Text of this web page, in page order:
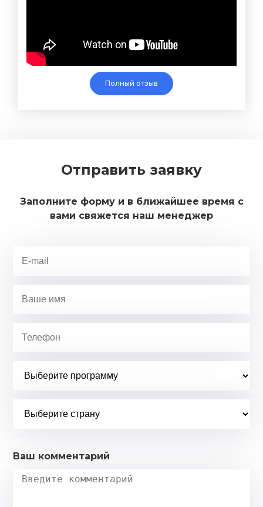
Полный отзыв
Отправить заявку
Заполните форму и в ближайшее время с
вами свяжется наш менеджер
Ваш комментарий